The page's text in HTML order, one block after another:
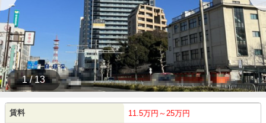
1 / 13
賃料 11.5万円～25万円